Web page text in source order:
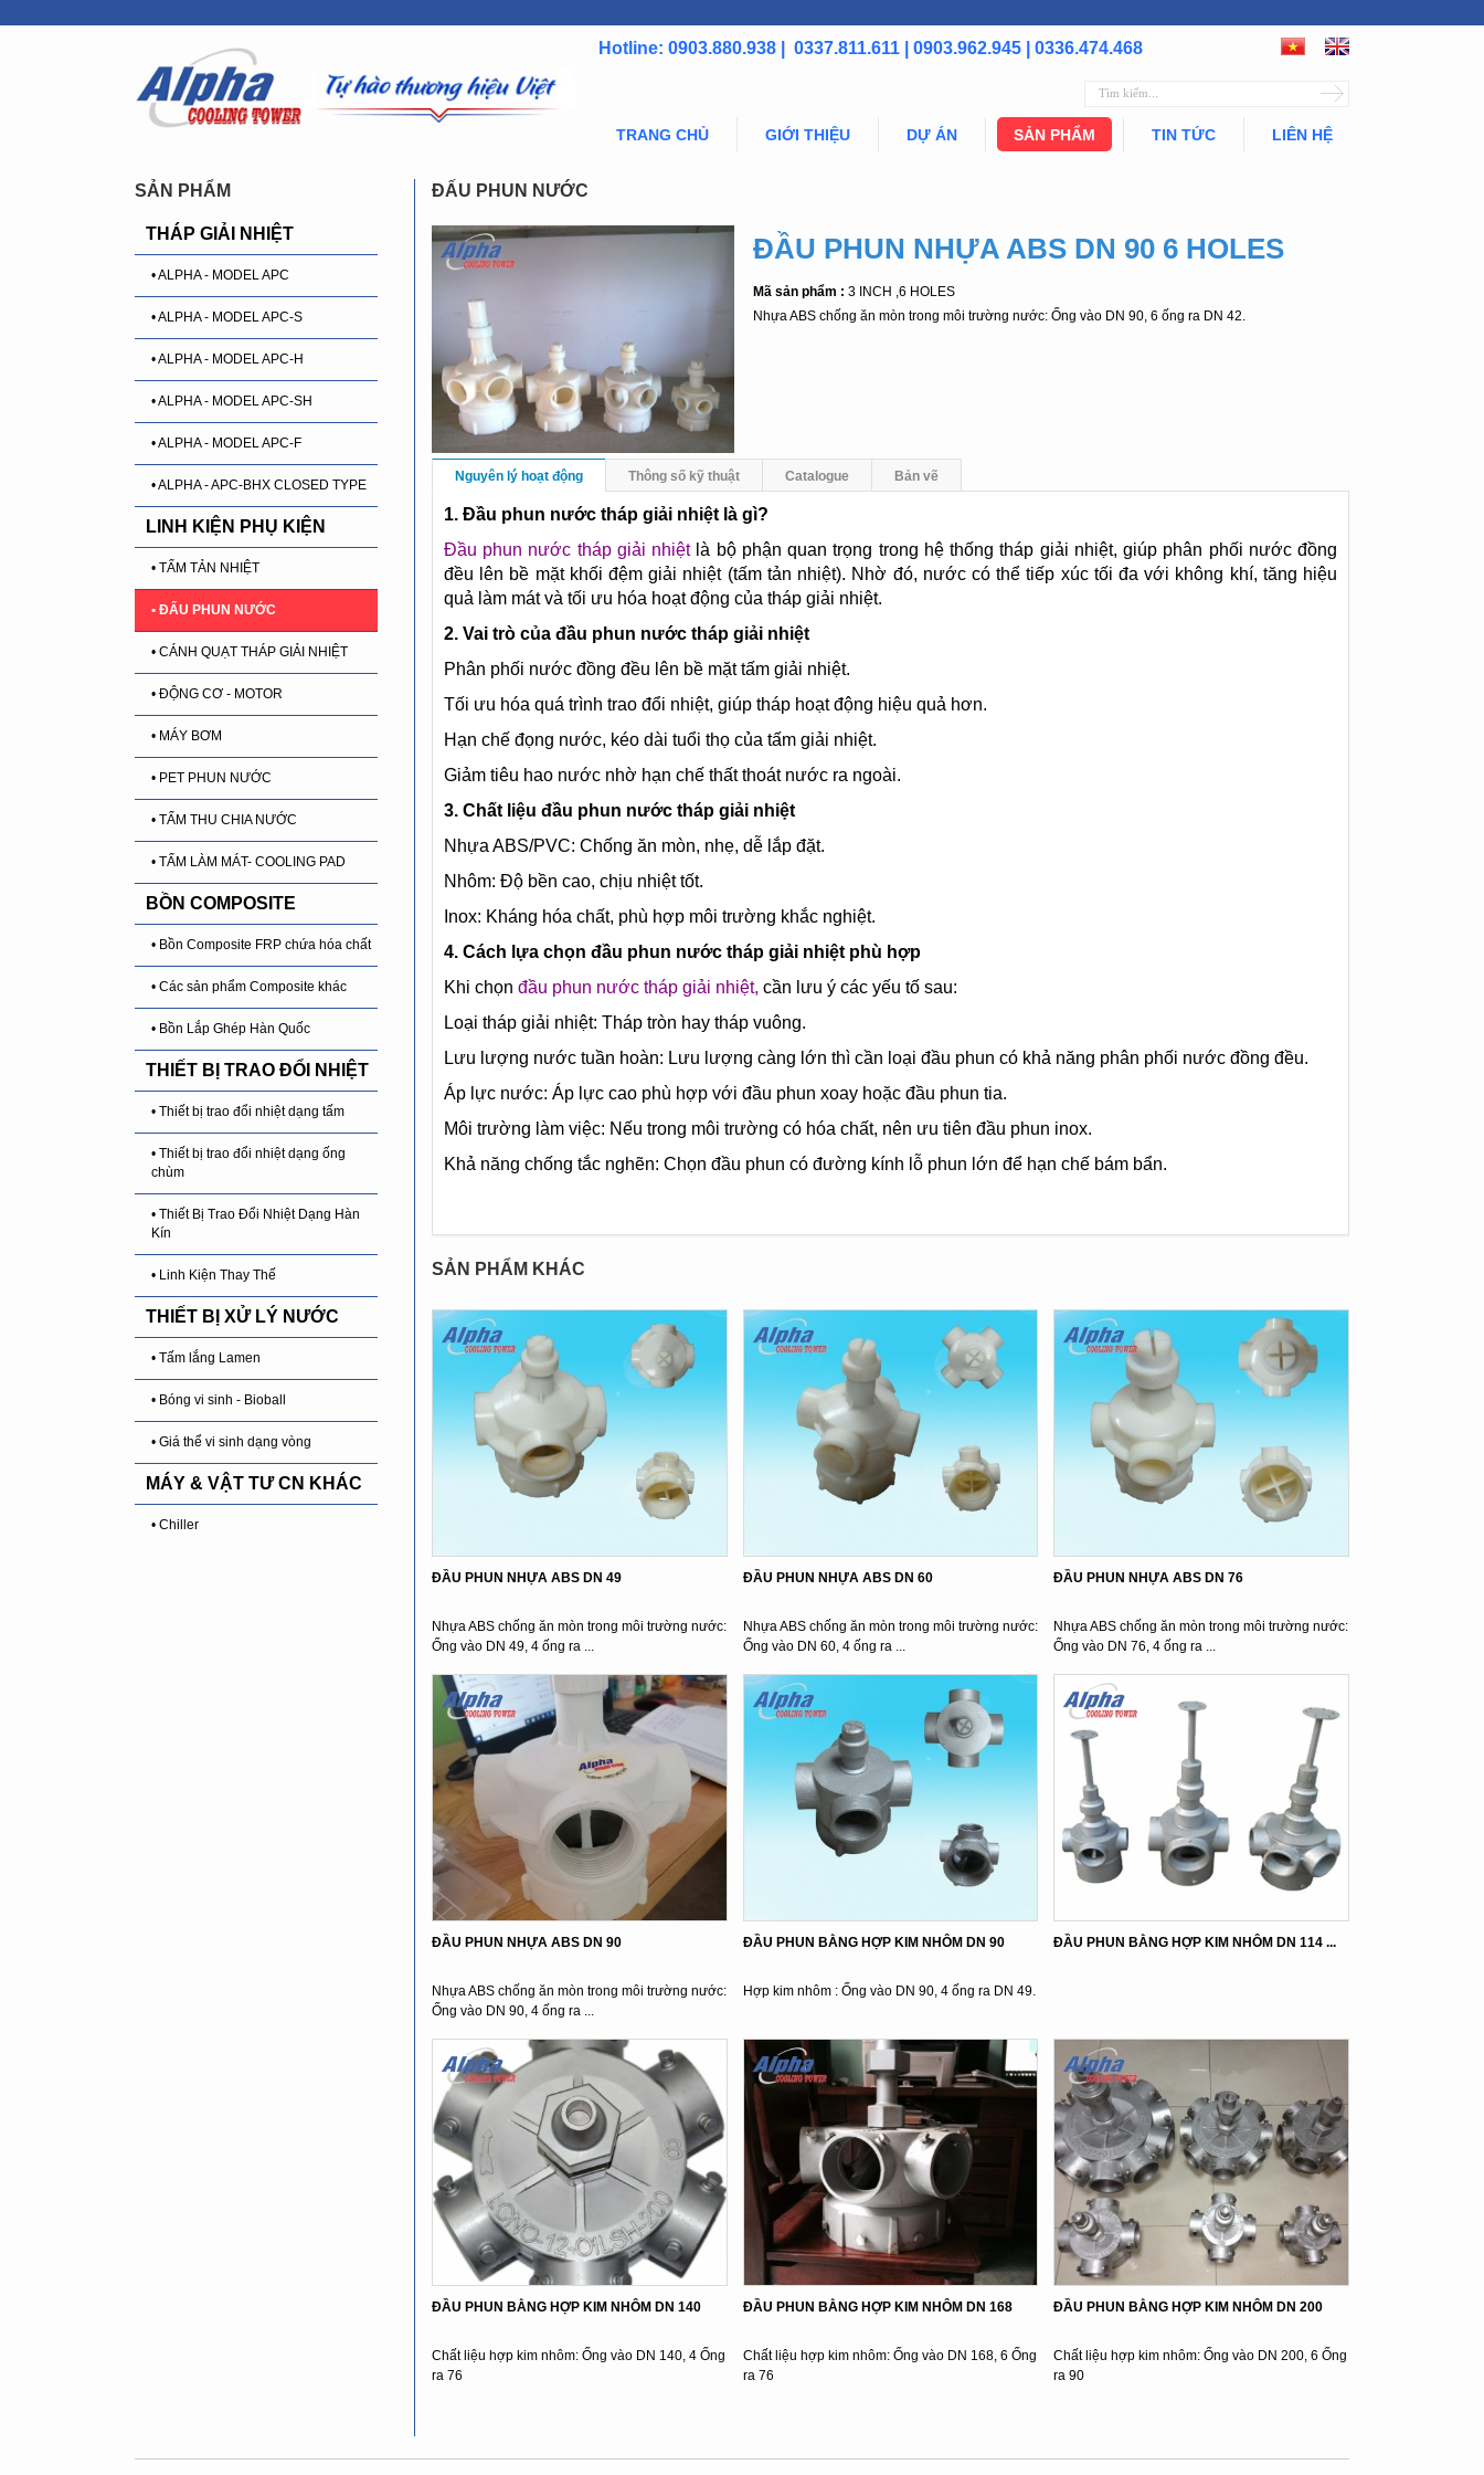
Hotline: 0903.880.938 | 0337.811.611 | 0903.962.945 | 0336.474.468
TRANG CHỦ GIỚI THIỆU DỰ ÁN SẢN PHẨM TIN TỨC LIÊN HỆ
ĐẤU PHUN NƯỚC
ĐẦU PHUN NHỰA ABS DN 90 6 HOLES
Mã sản phẩm : 3 INCH ,6 HOLES
Nhựa ABS chống ăn mòn trong môi trường nước: Ống vào DN 90, 6 ống ra DN 42.
Nguyên lý hoạt động Thông số kỹ thuật Catalogue Bản vẽ
1. Đầu phun nước tháp giải nhiệt là gì?
Đầu phun nước tháp giải nhiệtlà bộ phận quan trọng trong hệ thống tháp giải nhiệt, giúp phân phối nước đồng
đều lên bề mặt khối đệm giải nhiệt (tấm tản nhiệt). Nhờ đó, nước có thể tiếp xúc tối đa với không khí, tăng hiệu
quả làm mát và tối ưu hóa hoạt động của tháp giải nhiệt.
2. Vai trò của đầu phun nước tháp giải nhiệt
Phân phối nước đồng đều lên bề mặt tấm giải nhiệt.
Tối ưu hóa quá trình trao đổi nhiệt, giúp tháp hoạt động hiệu quả hơn.
Hạn chế đọng nước, kéo dài tuổi thọ của tấm giải nhiệt.
Giảm tiêu hao nước nhờ hạn chế thất thoát nước ra ngoài.
3. Chất liệu đầu phun nước tháp giải nhiệt
Nhựa ABS/PVC: Chống ăn mòn, nhẹ, dễ lắp đặt.
Nhôm: Độ bền cao, chịu nhiệt tốt.
Inox: Kháng hóa chất, phù hợp môi trường khắc nghiệt.
4. Cách lựa chọn đầu phun nước tháp giải nhiệt phù hợp
Khi chọn đầu phun nước tháp giải nhiệt, cần lưu ý các yếu tố sau:
Loại tháp giải nhiệt: Tháp tròn hay tháp vuông.
Lưu lượng nước tuần hoàn: Lưu lượng càng lớn thì cần loại đầu phun có khả năng phân phối nước đồng đều.
Áp lực nước: Áp lực cao phù hợp với đầu phun xoay hoặc đầu phun tia.
Môi trường làm việc: Nếu trong môi trường có hóa chất, nên ưu tiên đầu phun inox.
Khả năng chống tắc nghẽn: Chọn đầu phun có đường kính lỗ phun lớn để hạn chế bám bẩn.
SẢN PHẨM KHÁC
ĐẦU PHUN NHỰA ABS DN 49
Nhựa ABS chống ăn mòn trong môi trường nước:
Ống vào DN 49, 4 ống ra ...
ĐẦU PHUN NHỰA ABS DN 60
Nhựa ABS chống ăn mòn trong môi trường nước:
Ống vào DN 60, 4 ống ra ...
ĐẦU PHUN NHỰA ABS DN 76
Nhựa ABS chống ăn mòn trong môi trường nước:
Ống vào DN 76, 4 ống ra ...
ĐẦU PHUN NHỰA ABS DN 90
Nhựa ABS chống ăn mòn trong môi trường nước:
Ống vào DN 90, 4 ống ra ...
ĐẦU PHUN BẰNG HỢP KIM NHÔM DN 90
Hợp kim nhôm : Ống vào DN 90, 4 ống ra DN 49.
ĐẦU PHUN BẰNG HỢP KIM NHÔM DN 114 ...
ĐẦU PHUN BẰNG HỢP KIM NHÔM DN 140
Chất liệu hợp kim nhôm: Ống vào DN 140, 4 Ống
ra 76
ĐẦU PHUN BẰNG HỢP KIM NHÔM DN 168
Chất liệu hợp kim nhôm: Ống vào DN 168, 6 Ống
ra 76
ĐẦU PHUN BẰNG HỢP KIM NHÔM DN 200
Chất liệu hợp kim nhôm: Ống vào DN 200, 6 Ống
ra 90
SẢN PHẨM
THÁP GIẢI NHIỆT
• ALPHA - MODEL APC
• ALPHA - MODEL APC-S
• ALPHA - MODEL APC-H
• ALPHA - MODEL APC-SH
• ALPHA - MODEL APC-F
• ALPHA - APC-BHX CLOSED TYPE
LINH KIỆN PHỤ KIỆN
• TẤM TẢN NHIỆT
• ĐẤU PHUN NƯỚC
• CÁNH QUẠT THÁP GIẢI NHIỆT
• ĐỘNG CƠ - MOTOR
• MÁY BƠM
• PET PHUN NƯỚC
• TẤM THU CHIA NƯỚC
• TẤM LÀM MÁT- COOLING PAD
BỒN COMPOSITE
• Bồn Composite FRP chứa hóa chất
• Các sản phẩm Composite khác
• Bồn Lắp Ghép Hàn Quốc
THIẾT BỊ TRAO ĐỔI NHIỆT
• Thiết bị trao đổi nhiệt dạng tấm
• Thiết bị trao đổi nhiệt dạng ống
chùm
• Thiết Bị Trao Đổi Nhiệt Dạng Hàn
Kín
• Linh Kiện Thay Thế
THIẾT BỊ XỬ LÝ NƯỚC
• Tấm lắng Lamen
• Bóng vi sinh - Bioball
• Giá thể vi sinh dạng vòng
MÁY & VẬT TƯ CN KHÁC
• Chiller